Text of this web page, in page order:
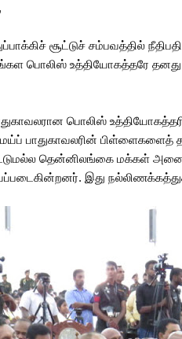
சூட்­டுச் சம்­ப­வத்­தில்
பொலிஸ் உத்­தி­யோ­கத்­தரே
பொலிஸ்
பாது­கா­வ­ல­ரின்
தென்­னி­லங்கை மக்­கள்
இது